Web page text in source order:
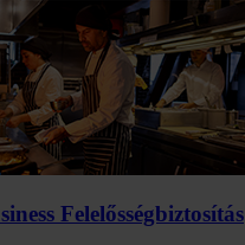
Felelősség­biztosítás